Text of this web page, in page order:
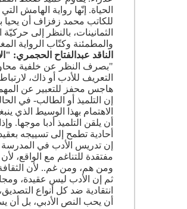
الحياة. إنّها رواية الهامش
للكاتب محمد زفزاف أن يحيا
الثمانينات، بالنظر إلى
والمطمئنة وكتّاب الرواية
الناقد عبدالفتاح الحجمري:
"بصرف النظر عن خلفية
التعريف للأدب أو ذاك،
هاجس محفز للتعبير عن
إن التلميذ أو الطالب- في
الاهتمام بهذا الوسيط الذي
أن يلقن التلميذ أدبا موجها.
أحادية تطمح إلى تسييجه
إن تدريس الأدب في المدرسة
مفتقدة للتناغم مع الواقع،
ومن هم، ومن غم.. لأن
ثم إن الأدب ليس عقيدة،
انتقادية ضد كل أنواع
أن يحب النص الأدبي، بل أن